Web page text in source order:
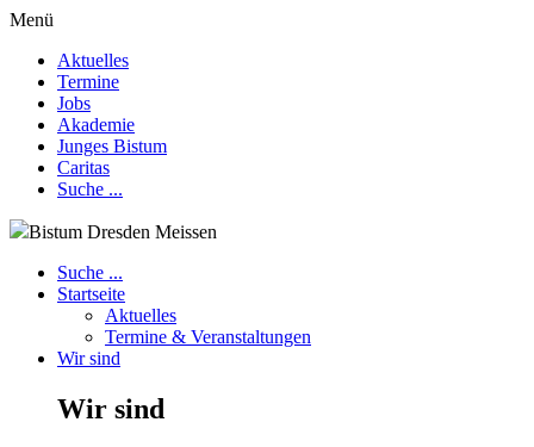
Menü
Aktuelles
Termine
Jobs
Akademie
Junges Bistum
Caritas
Suche ...
Bistum Dresden Meissen
Suche ...
Startseite
Aktuelles
Termine & Veranstaltungen
Wir sind
Wir sind